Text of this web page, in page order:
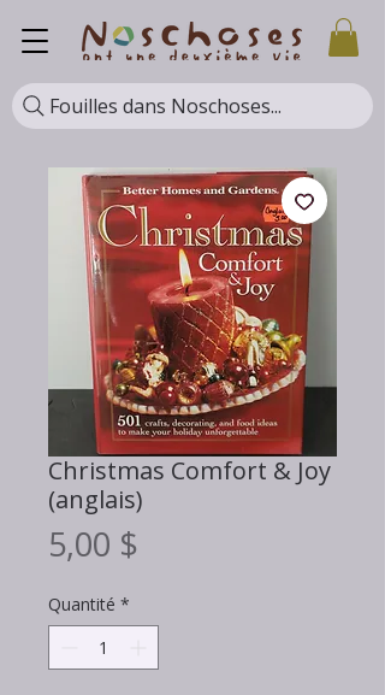
Fouilles dans Noschoses...
Christmas Comfort & Joy
(anglais)
5,00 $
Quantité *